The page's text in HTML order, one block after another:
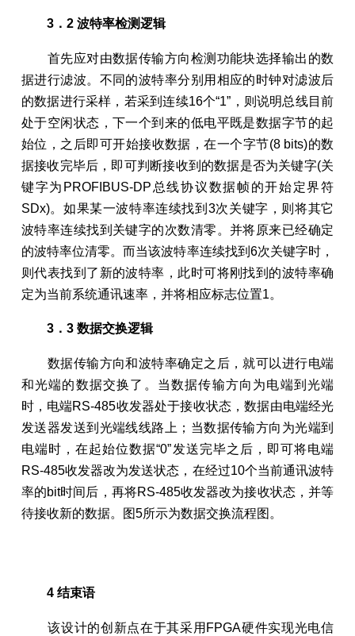
3．2 波特率检测逻辑
首先应对由数据传输方向检测功能块选择输出的数
据进行滤波。不同的波特率分别用相应的时钟对滤波后
的数据进行采样，若采到连续16个“1”，则说明总线目前
处于空闲状态，下一个到来的低电平既是数据字节的起
始位，之后即可开始接收数据，在一个字节(8 bits)的数
据接收完毕后，即可判断接收到的数据是否为关键字(关
键字为PROFIBUS-DP总线协议数据帧的开始定界符
SDx)。如果某一波特率连续找到3次关键字，则将其它
波特率连续找到关键字的次数清零。并将原来已经确定
的波特率位清零。而当该波特率连续找到6次关键字时，
则代表找到了新的波特率，此时可将刚找到的波特率确
定为当前系统通讯速率，并将相应标志位置1。
3．3 数据交换逻辑
数据传输方向和波特率确定之后，就可以进行电端
和光端的数据交换了。当数据传输方向为电端到光端
时，电端RS-485收发器处于接收状态，数据由电端经光
发送器发送到光端线线路上；当数据传输方向为光端到
电端时，在起始位数据“0”发送完毕之后，即可将电端
RS-485收发器改为发送状态，在经过10个当前通讯波特
率的bit时间后，再将RS-485收发器改为接收状态，并等
待接收新的数据。图5所示为数据交换流程图。
4 结束语
该设计的创新点在于其采用FPGA硬件实现光电信